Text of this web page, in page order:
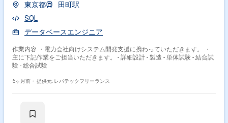
東京都
田町駅
SQL
データベースエンジニア
作業内容 ・電力会社向けシステム開発支援に携わっていただきます。 ・
主に下記作業をご担当いただきます。 - 詳細設計 - 製造 - 単体試験 - 結合試
験 - 総合試験
6ヶ月前・ 提供元: レバテックフリーランス